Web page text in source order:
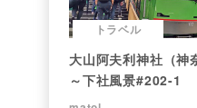
トラベル
大山阿夫利神社（神
～下社風景#202-1